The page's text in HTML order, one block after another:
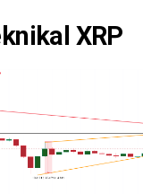
XRP